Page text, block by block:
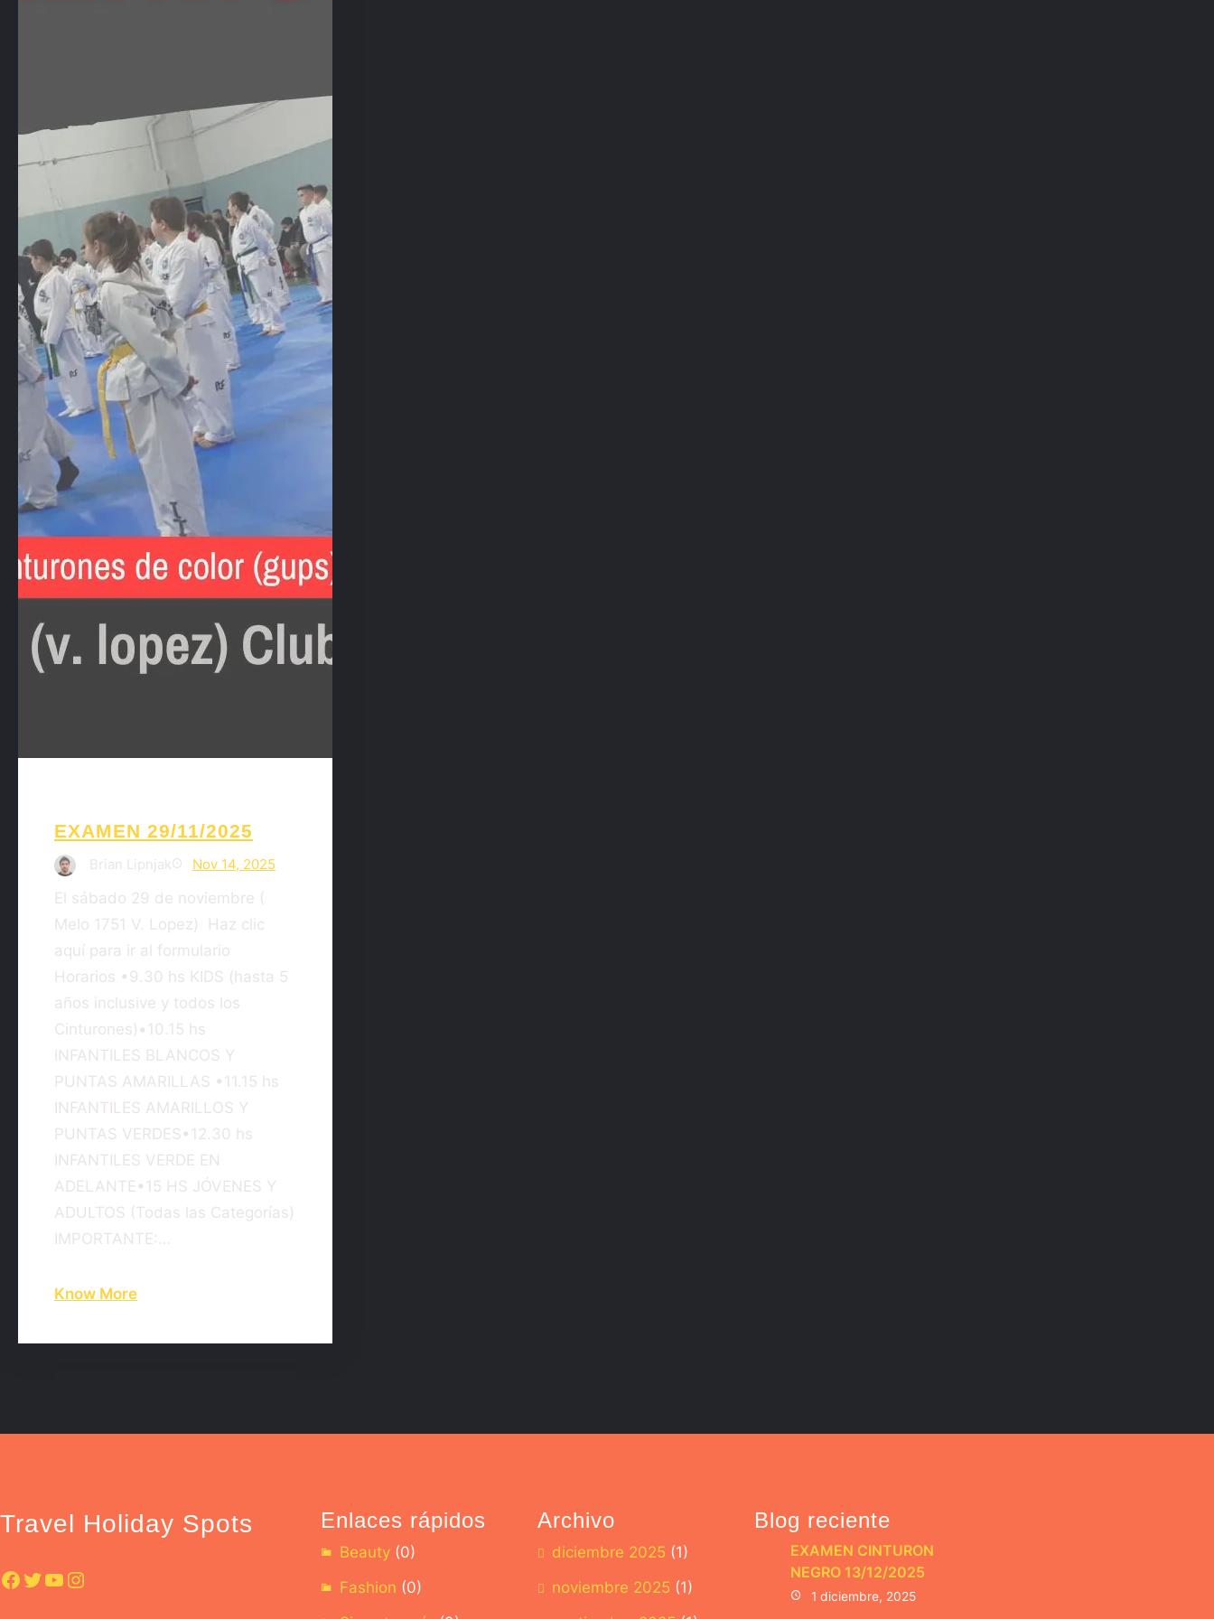
EXAMEN 29/11/2025
Brian Lipnjak Nov 14, 2025
El sábado 29 de noviembre (
Melo 1751 V. Lopez) Haz clic
aquí para ir al formulario
Horarios •9.30 hs KIDS (hasta 5
años inclusive y todos los
Cinturones)•10.15 hs
INFANTILES BLANCOS Y
PUNTAS AMARILLAS •11.15 hs
INFANTILES AMARILLOS Y
PUNTAS VERDES•12.30 hs
INFANTILES VERDE EN
ADELANTE•15 HS JÓVENES Y
ADULTOS (Todas las Categorías)
IMPORTANTE:…
Know More
Travel Holiday Spots Enlaces rápidos
Beauty(0)
Fashion (0)
Archivo
diciembre 2025 (1)
noviembre 2025 (1)
Blog reciente
EXAMEN CINTURON
NEGRO 13/12/2025
1 diciembre, 2025